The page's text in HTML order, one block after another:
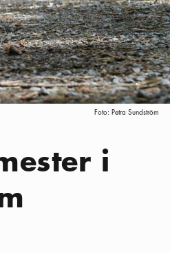
Foto: Petra Sundström
i